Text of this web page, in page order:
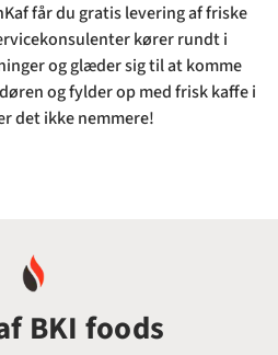
får du gratis levering af friske
kører rundt i
og glæder sig til at komme
og fylder op med frisk kaffe i
det ikke nemmere!
BKI foods